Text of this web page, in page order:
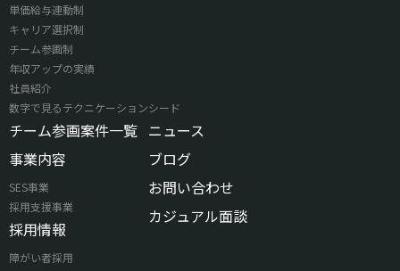
単価給与連動制
キャリア選択制
チーム参画制
年収アップの実績
社員紹介
数字で見るテクニケーションシード
チーム参画案件一覧
事業内容
SES事業
採用支援事業
採用情報
障がい者採用
ニュース
ブログ
お問い合わせ
カジュアル面談